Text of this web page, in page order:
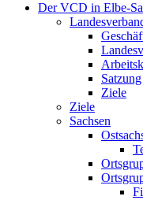
Der VCD in Elbe-
Satzung
Ziele
Ziele
Sachsen